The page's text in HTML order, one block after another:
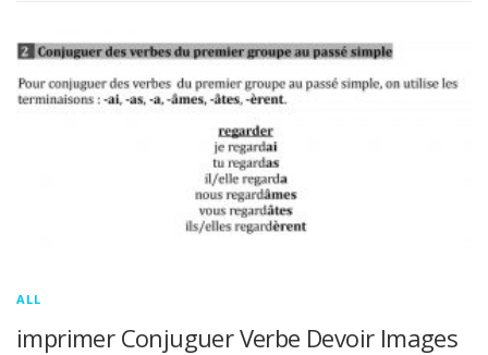
ALL
imprimer Conjuguer Verbe Devoir Images